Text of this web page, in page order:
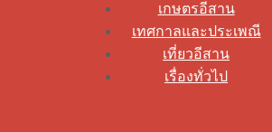
เกษตรอีสาน
เทศกาลและประเพณี
เที่ยวอีสาน
เรื่องทั่วไป